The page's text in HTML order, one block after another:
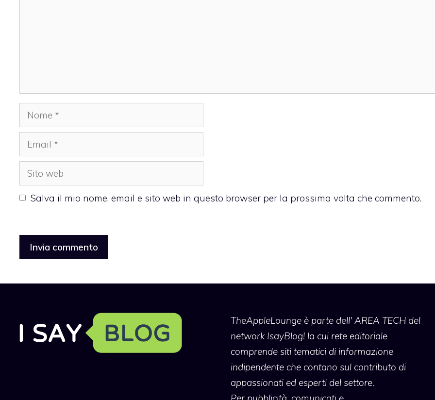
Nome
Email
Sito
web
Salva il mio nome, email e sito web in questo browser per la prossima volta che commento.
TheAppleLoungeè parte dell' AREA TECH del
network IsayBlog! la cui rete editoriale
comprende siti tematici di informazione
indipendente che contano sul contributo di
appassionati ed esperti del settore.